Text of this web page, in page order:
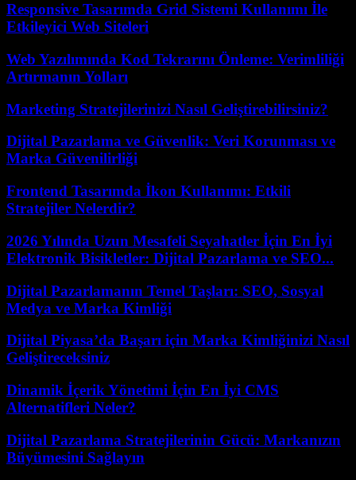
Responsive Tasarımda Grid Sistemi Kullanımı İle
Etkileyici Web Siteleri
Web Yazılımında Kod Tekrarını Önleme: Verimliliği
Artırmanın Yolları
Marketing Stratejilerinizi Nasıl Geliştirebilirsiniz?
Dijital Pazarlama ve Güvenlik: Veri Korunması ve
Marka Güvenilirliği
Frontend Tasarımda İkon Kullanımı: Etkili
Stratejiler Nelerdir?
2026 Yılında Uzun Mesafeli Seyahatler İçin En İyi
Elektronik Bisikletler: Dijital Pazarlama ve SEO...
Dijital Pazarlamanın Temel Taşları: SEO, Sosyal
Medya ve Marka Kimliği
Dijital Piyasa’da Başarı için Marka Kimliğinizi Nasıl
Geliştireceksiniz
Dinamik İçerik Yönetimi İçin En İyi CMS
Alternatifleri Neler?
Dijital Pazarlama Stratejilerinin Gücü: Markanızın
Büyümesini Sağlayın